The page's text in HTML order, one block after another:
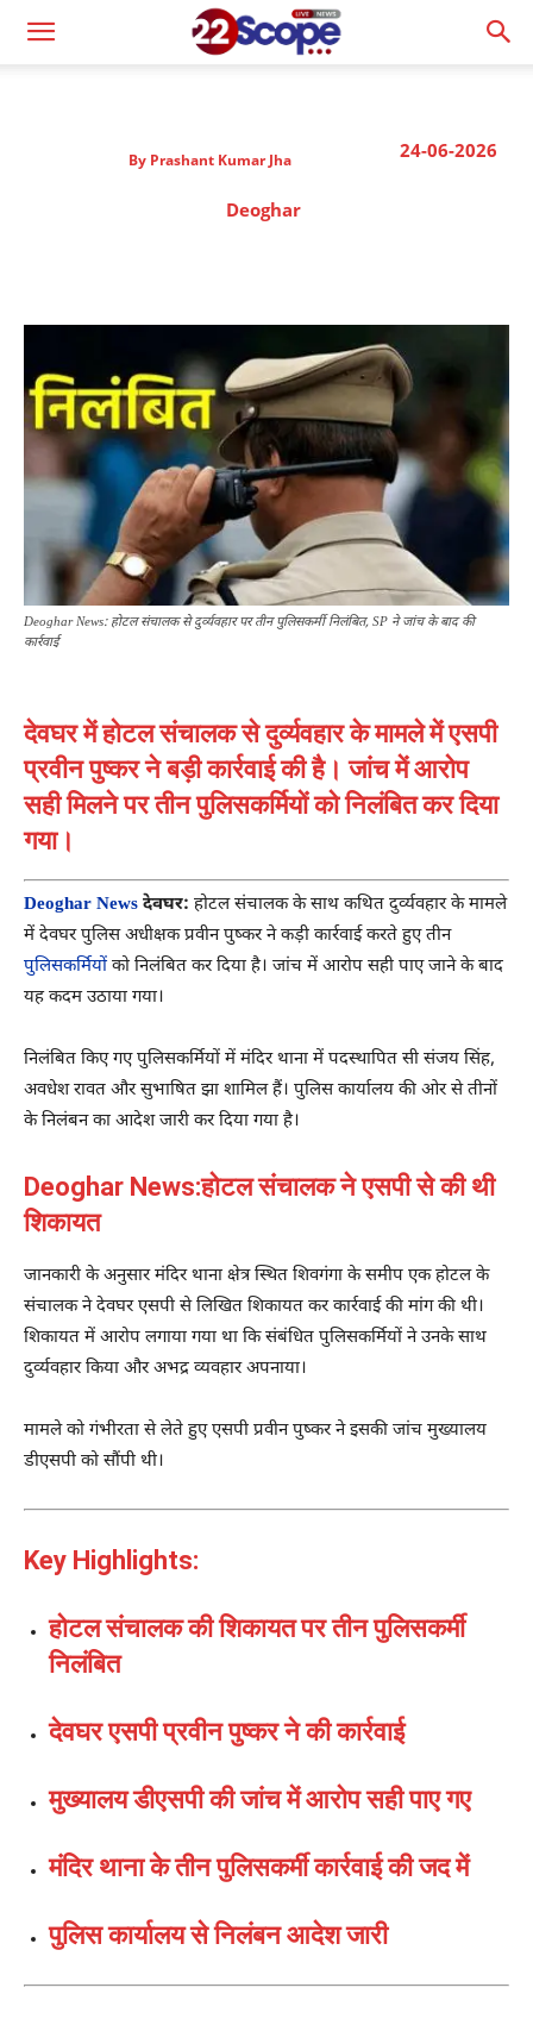
24-06-2026
By Prashant Kumar Jha
Deoghar
Deoghar News: होटल संचालक से दुर्व्यवहार पर तीन पुलिसकर्मी निलंबित, SP ने जांच के बाद की
कार्रवाई
देवघर में होटल संचालक से दुर्व्यवहार के मामले में एसपी
प्रवीन पुष्कर ने बड़ी कार्रवाई की है। जांच में आरोप
सही मिलने पर तीन पुलिसकर्मियों को निलंबित कर दिया
गया।
Deoghar News देवघर: होटल संचालक के साथ कथित दुर्व्यवहार के मामले
में देवघर पुलिस अधीक्षक प्रवीन पुष्कर ने कड़ी कार्रवाई करते हुए तीन
पुलिसकर्मियोंको निलंबित कर दिया है। जांच में आरोप सही पाए जाने के बाद
यह कदम उठाया गया।
निलंबित किए गए पुलिसकर्मियों में मंदिर थाना में पदस्थापित सी संजय सिंह,
अवधेश रावत और सुभाषित झा शामिल हैं। पुलिस कार्यालय की ओर से तीनों
के निलंबन का आदेश जारी कर दिया गया है।
Deoghar News:होटल संचालक ने एसपी से की थी
शिकायत
जानकारी के अनुसार मंदिर थाना क्षेत्र स्थित शिवगंगा के समीप एक होटल के
संचालक ने देवघर एसपी से लिखित शिकायत कर कार्रवाई की मांग की थी।
शिकायत में आरोप लगाया गया था कि संबंधित पुलिसकर्मियों ने उनके साथ
दुर्व्यवहार किया और अभद्र व्यवहार अपनाया।
मामले को गंभीरता से लेते हुए एसपी प्रवीन पुष्कर ने इसकी जांच मुख्यालय
डीएसपी को सौंपी थी।
Key Highlights:
होटल संचालक की शिकायत पर तीन पुलिसकर्मी
निलंबित
देवघर एसपी प्रवीन पुष्कर ने की कार्रवाई
मुख्यालय डीएसपी की जांच में आरोप सही पाए गए
मंदिर थाना के तीन पुलिसकर्मी कार्रवाई की जद में
पुलिस कार्यालय से निलंबन आदेश जारी